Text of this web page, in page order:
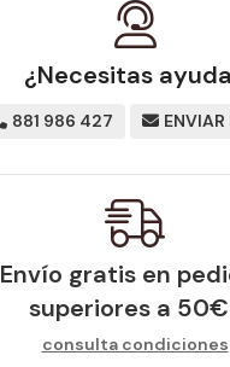
¿Necesitas
881 986 427 ENVIAR
Envío gratis en
superiores a 50€
consulta condiciones